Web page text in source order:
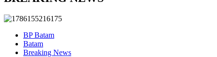
BP Batam
Batam
Breaking News